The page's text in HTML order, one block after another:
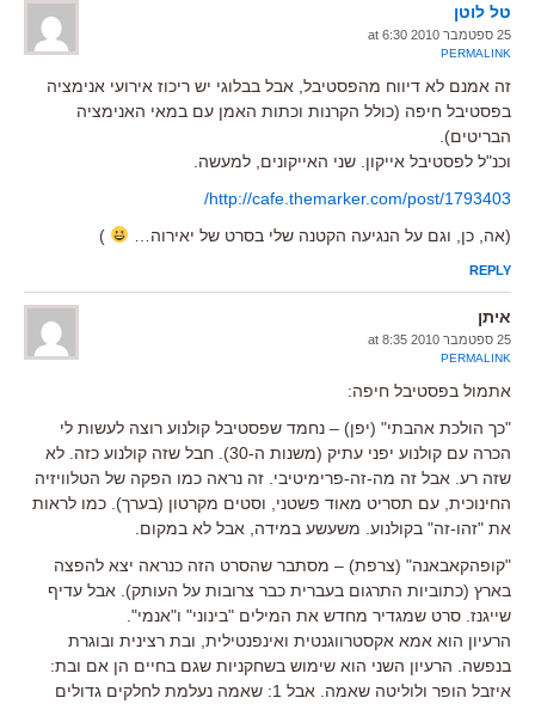
טל לוטן
25 ספטמבר 2010 at 6:30
PERMALINK
זה אמנם לא דיווח מהפסטיבל, אבל בבלוגי יש ריכוז אירועי אנימציה
בפסטיבל חיפה (כולל הקרנות וכתות האמן עם במאי האנימציה
הבריטים).
וכנ"ל לפסטיבל אייקון. שני האייקונים, למעשה.
http://cafe.themarker.com/post/1793403/
(אה, כן, וגם על הנגיעה הקטנה שלי בסרט של יאירוה…
)
REPLY
איתן
25 ספטמבר 2010 at 8:35
PERMALINK
אתמול בפסטיבל חיפה:
"כך הולכת אהבתי" (יפן) – נחמד שפסטיבל קולנוע רוצה לעשות לי
הכרה עם קולנוע יפני עתיק (משנות ה-30). חבל שזה קולנוע כזה. לא
שזה רע. אבל זה מה-זה-פרימיטיבי. זה נראה כמו הפקה של הטלוויזיה
החינוכית, עם תסריט מאוד פשטני, וסטים מקרטון (בערך). כמו לראות
את "זהו-זה" בקולנוע. משעשע במידה, אבל לא במקום.
"קופהקאבאנה" (צרפת) – מסתבר שהסרט הזה כנראה יצא להפצה
בארץ (כתוביות התרגום בעברית כבר צרובות על העותק). אבל עדיף
שייגנז. סרט שמגדיר מחדש את המילים "בינוני" ו"אנמי".
הרעיון הוא אמא אקסטרווגנטית ואינפנטילית, ובת רצינית ובוגרת
בנפשה. הרעיון השני הוא שימוש בשחקניות שגם בחיים הן אם ובת:
איזבל הופר ולוליטה שאמה. אבל 1: שאמה נעלמת לחלקים גדולים